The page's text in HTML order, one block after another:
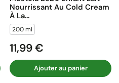
Nourrissant Au Cold Cream
À La...
200 ml
Prix
11,99 €
Ajouter au panier